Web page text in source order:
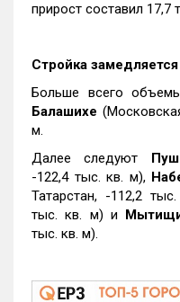
прирост составил 17,7
Стройка замедляется
Больше всего
Балашихе
м.
Далее следуют
-122,4 тыс. кв. м),
Татарстан, -112,2
тыс. кв. м) и
тыс. кв. м).